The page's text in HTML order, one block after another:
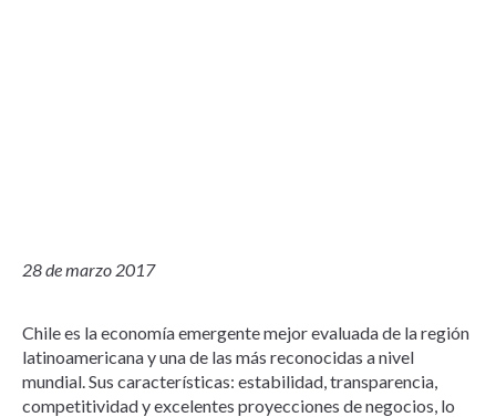
28 de marzo 2017
Chile es la economía emergente mejor evaluada de la región
latinoamericana y una de las más reconocidas a nivel
mundial. Sus características: estabilidad, transparencia,
competitividad y excelentes proyecciones de negocios, lo